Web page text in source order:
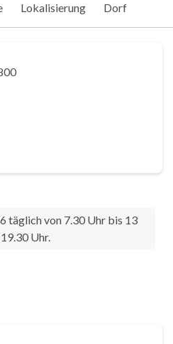
Lokalisierung Dorf
täglich von 7.30 Uhr bis 13
Uhr.